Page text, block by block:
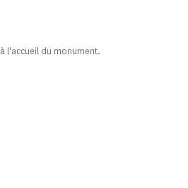
l'accueil du monument.